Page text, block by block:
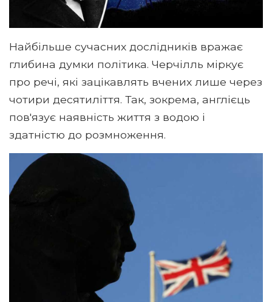
Найбільше сучасних дослідників вражає
глибина думки політика. Черчілль міркує
про речі, які зацікавлять вчених лише через
чотири десятиліття. Так, зокрема, англієць
пов'язує наявність життя з водою і
здатністю до розмноження.